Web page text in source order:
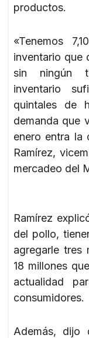
productos.
«Tenemos
inventario que
sin ningún
inventario
quintales de
demanda que
enero entra la
Ramírez,
mercadeo del
Ramírez
del pollo,
agregarle tres
18 millones
actualidad
consumidores.
Además, dijo